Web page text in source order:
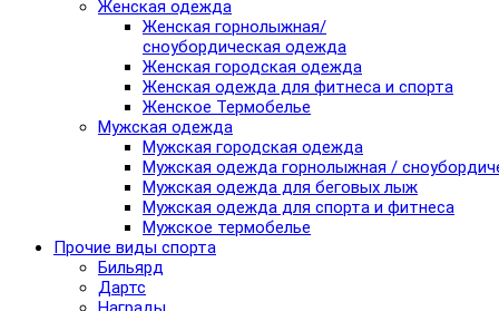
Женская одежда
Женская горнолыжная/
сноубордическая одежда
Женская городская одежда
Женская одежда для фитнеса и спорта
Женское Термобелье
Мужская одежда
Мужская городская одежда
Мужская одежда горнолыжная /
Мужская одежда для беговых лыж
Мужская одежда для спорта и фитнеса
Мужское термобелье
Прочие виды спорта
Бильярд
Дартс